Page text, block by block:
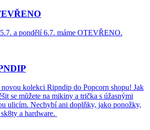
a pondělí 6.7. máme OTEVŘENO.
kolekci Ripndip do Popcorn shopu! Jak
se můžete na mikiny a trička s úžasnými
ulicím. Nechybí ani doplňky, jako ponožky,
a hardware.